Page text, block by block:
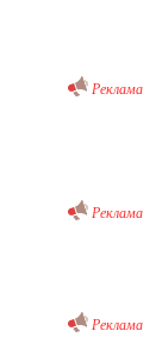
Реклама
Реклама
Реклама